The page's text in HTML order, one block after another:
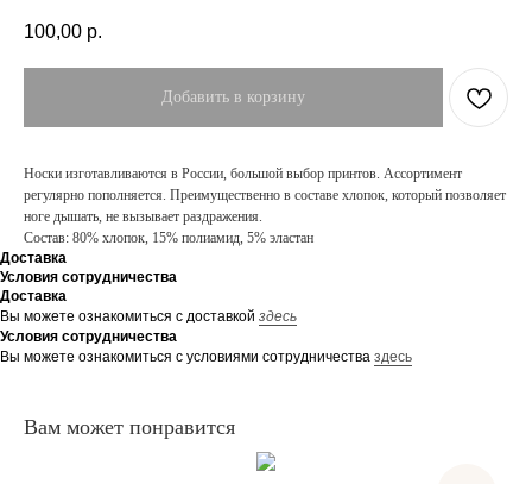
100,00 р.
Добавить в корзину
Носки изготавливаются в России, большой выбор принтов. Ассортимент
регулярно пополняется. Преимущественно в составе хлопок, который позволяет
ноге дышать, не вызывает раздражения.
Состав: 80% хлопок, 15% полиамид, 5% эластан
Доставка
Условия сотрудничества
Доставка
Вы можете ознакомиться с доставкой здесь
Условия сотрудничества
Вы можете ознакомиться с условиями сотрудничества здесь
Вам может понравится